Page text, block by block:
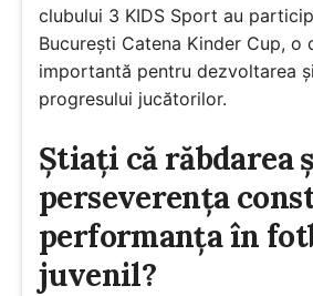
clubului 3 KIDS Sport au
București Catena Kinder Cup, o
importantă pentru dezvoltarea
progresului jucătorilor.
Știați că răbdarea
perseverența
performanța în
juvenil?